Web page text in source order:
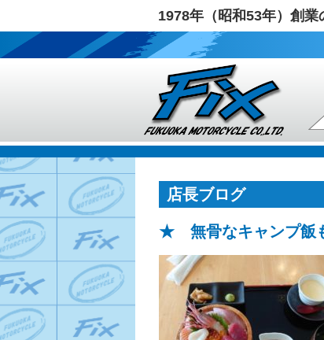
1978年（昭和53年）創
店長ブログ
★ 無骨なキャンプ飯